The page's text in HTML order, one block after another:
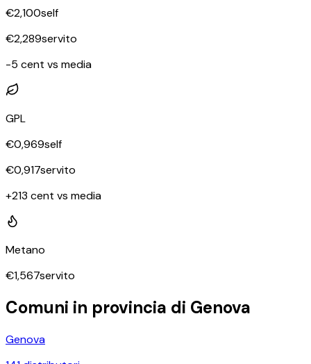
€2,100self
€2,289servito
-5 cent vs media
GPL
€0,969self
€0,917servito
+213 cent vs media
Metano
€1,567servito
Comuni in provincia di Genova
Genova